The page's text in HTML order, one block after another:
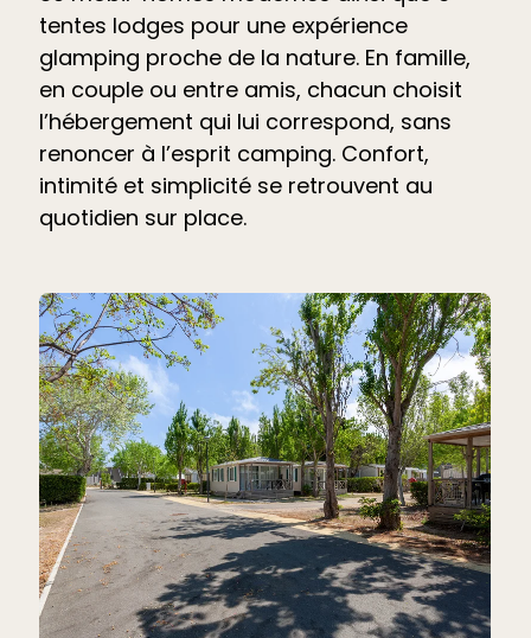
tentes lodges pour une expérience
glamping proche de la nature. En famille,
en couple ou entre amis, chacun choisit
l’hébergement qui lui correspond, sans
renoncer à l’esprit camping. Confort,
intimité et simplicité se retrouvent au
quotidien sur place.